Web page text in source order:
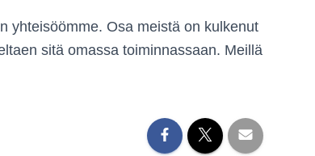
yhteisöömme. Osa meistä on kulkenut
sitä omassa toiminnassaan. Meillä